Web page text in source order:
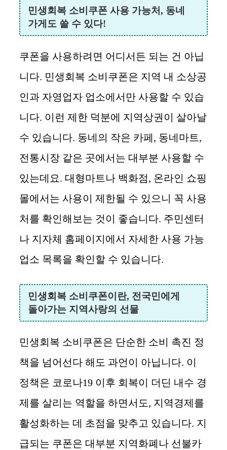
민생회복 소비쿠폰 사용 가능처, 동네
가게도 쓸 수 있다!
쿠폰을 사용하려면 어디서든 되는 건 아닙
니다. 민생회복 소비쿠폰은 지역 내 소상공
인과 자영업자 업소에서만 사용할 수 있습
니다. 이런 제한 덕분에 지역상권이 살아날
수 있습니다. 동네의 작은 카페, 동네마트,
전통시장 같은 곳에서는 대부분 사용할 수
있는데요. 대형마트나 백화점, 온라인 쇼핑
몰에서는 사용이 제한될 수 있으니 꼭 사용
처를 확인해보는 것이 좋습니다. 주민센터
나 지자체 홈페이지에서 자세한 사용 가능
업소 목록을 확인할 수 있습니다.
민생회복 소비쿠폰이란, 전국민에게
돌아가는 지역사랑의 선물
민생회복 소비쿠폰은 단순한 소비 촉진 정
책을 넘어선다 해도 과언이 아닙니다. 이
정책은 코로나19 이후 회복이 더딘 내수 경
제를 살리는 역할을 하면서도, 지역경제를
활성화하는 데 초점을 맞추고 있습니다. 지
급되는 쿠폰은 대부분 지역화폐나 선불카